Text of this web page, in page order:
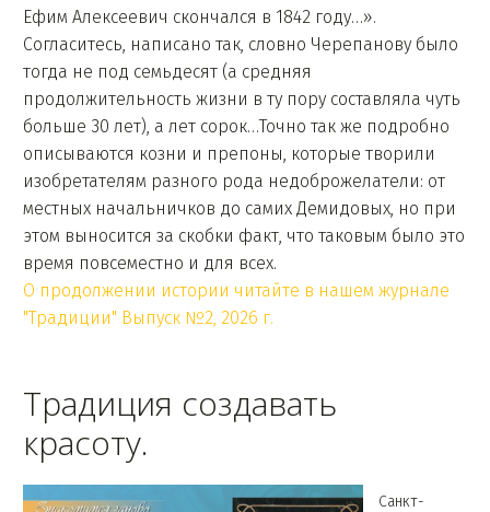
Ефим Алексеевич скончался в 1842 году…».
Согласитесь, написано так, словно Черепанову было
тогда не под семьдесят (а средняя
продолжительность жизни в ту пору составляла чуть
больше 30 лет), а лет сорок…Точно так же подробно
описываются козни и препоны, которые творили
изобретателям разного рода недоброжелатели: от
местных начальничков до самих Демидовых, но при
этом выносится за скобки факт, что таковым было это
время повсеместно и для всех.
О продолжении истории читайте в нашем журнале
"Традиции" Выпуск №2, 2026 г.
Традиция создавать
красоту.
Санкт-